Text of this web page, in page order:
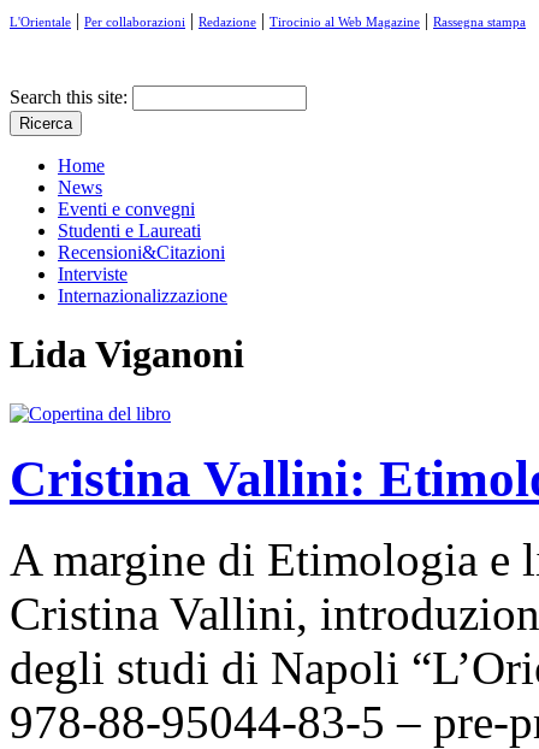
L'Orientale | Per collaborazioni | Redazione | Tirocinio al Web Magazine | Rassegna stampa
Search this site:
Home
News
Eventi e convegni
Studenti e Laureati
Recensioni&Citazioni
Interviste
Internazionalizzazione
Lida Viganoni
Cristina Vallini:
A margine di Etimologia e
Cristina Vallini,
degli studi di Napoli
978-88-95044-83-5 – pre-